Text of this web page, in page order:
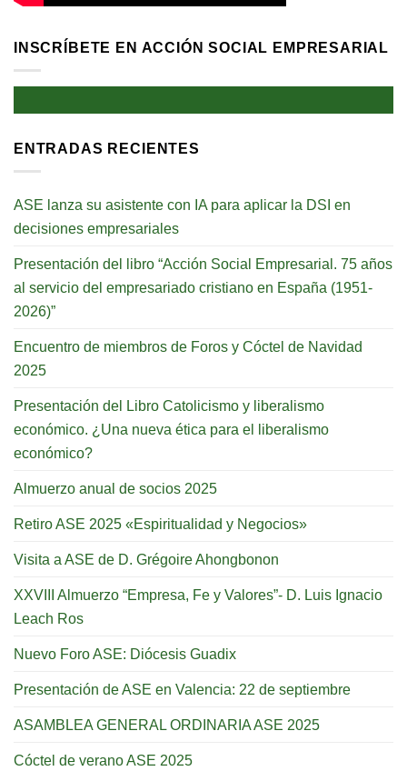
INSCRÍBETE EN ACCIÓN SOCIAL EMPRESARIAL
ENTRADAS RECIENTES
ASE lanza su asistente con IA para aplicar la DSI en
decisiones empresariales
Presentación del libro “Acción Social Empresarial. 75 años
al servicio del empresariado cristiano en España (1951-
2026)”
Encuentro de miembros de Foros y Cóctel de Navidad
2025
Presentación del Libro Catolicismo y liberalismo
económico. ¿Una nueva ética para el liberalismo
económico?
Almuerzo anual de socios 2025
Retiro ASE 2025 «Espiritualidad y Negocios»
Visita a ASE de D. Grégoire Ahongbonon
XXVIII Almuerzo “Empresa, Fe y Valores”- D. Luis Ignacio
Leach Ros
Nuevo Foro ASE: Diócesis Guadix
Presentación de ASE en Valencia: 22 de septiembre
ASAMBLEA GENERAL ORDINARIA ASE 2025
Cóctel de verano ASE 2025